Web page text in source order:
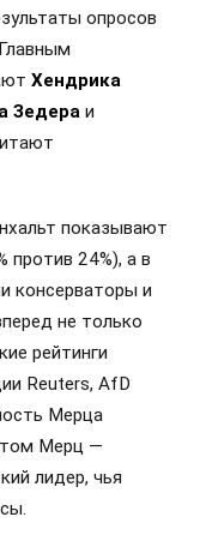
опросов
Хендрика
Зедера и
показывают
24%), а в
консерваторы и
не только
рейтинги
Reuters, AfD
Мерца
Мерц —
лидер, чья